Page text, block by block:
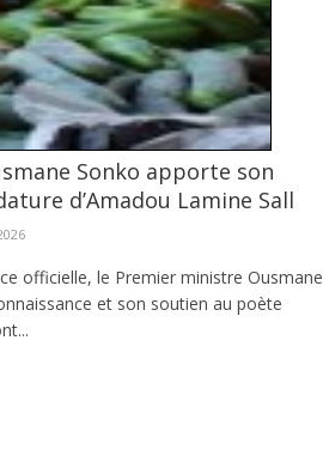
l’effet des pluies
plusieurs semaines, les prix de
Sonko apporte son
d’Amadou Lamine Sall
officielle, le Premier ministre Ousmane
et son soutien au poète